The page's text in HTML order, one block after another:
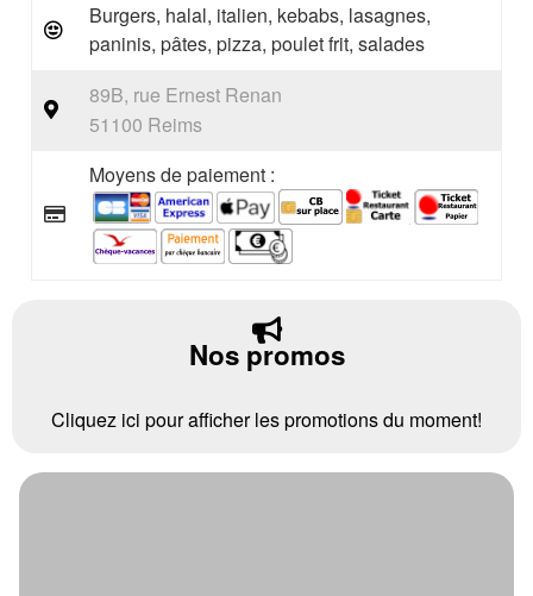
Burgers, halal, italien, kebabs, lasagnes,
paninis, pâtes, pizza, poulet frit, salades
89B, rue Ernest Renan
51100 Reims
Moyens de paiement :
Nos promos
Cliquez ici pour afficher les promotions du moment!